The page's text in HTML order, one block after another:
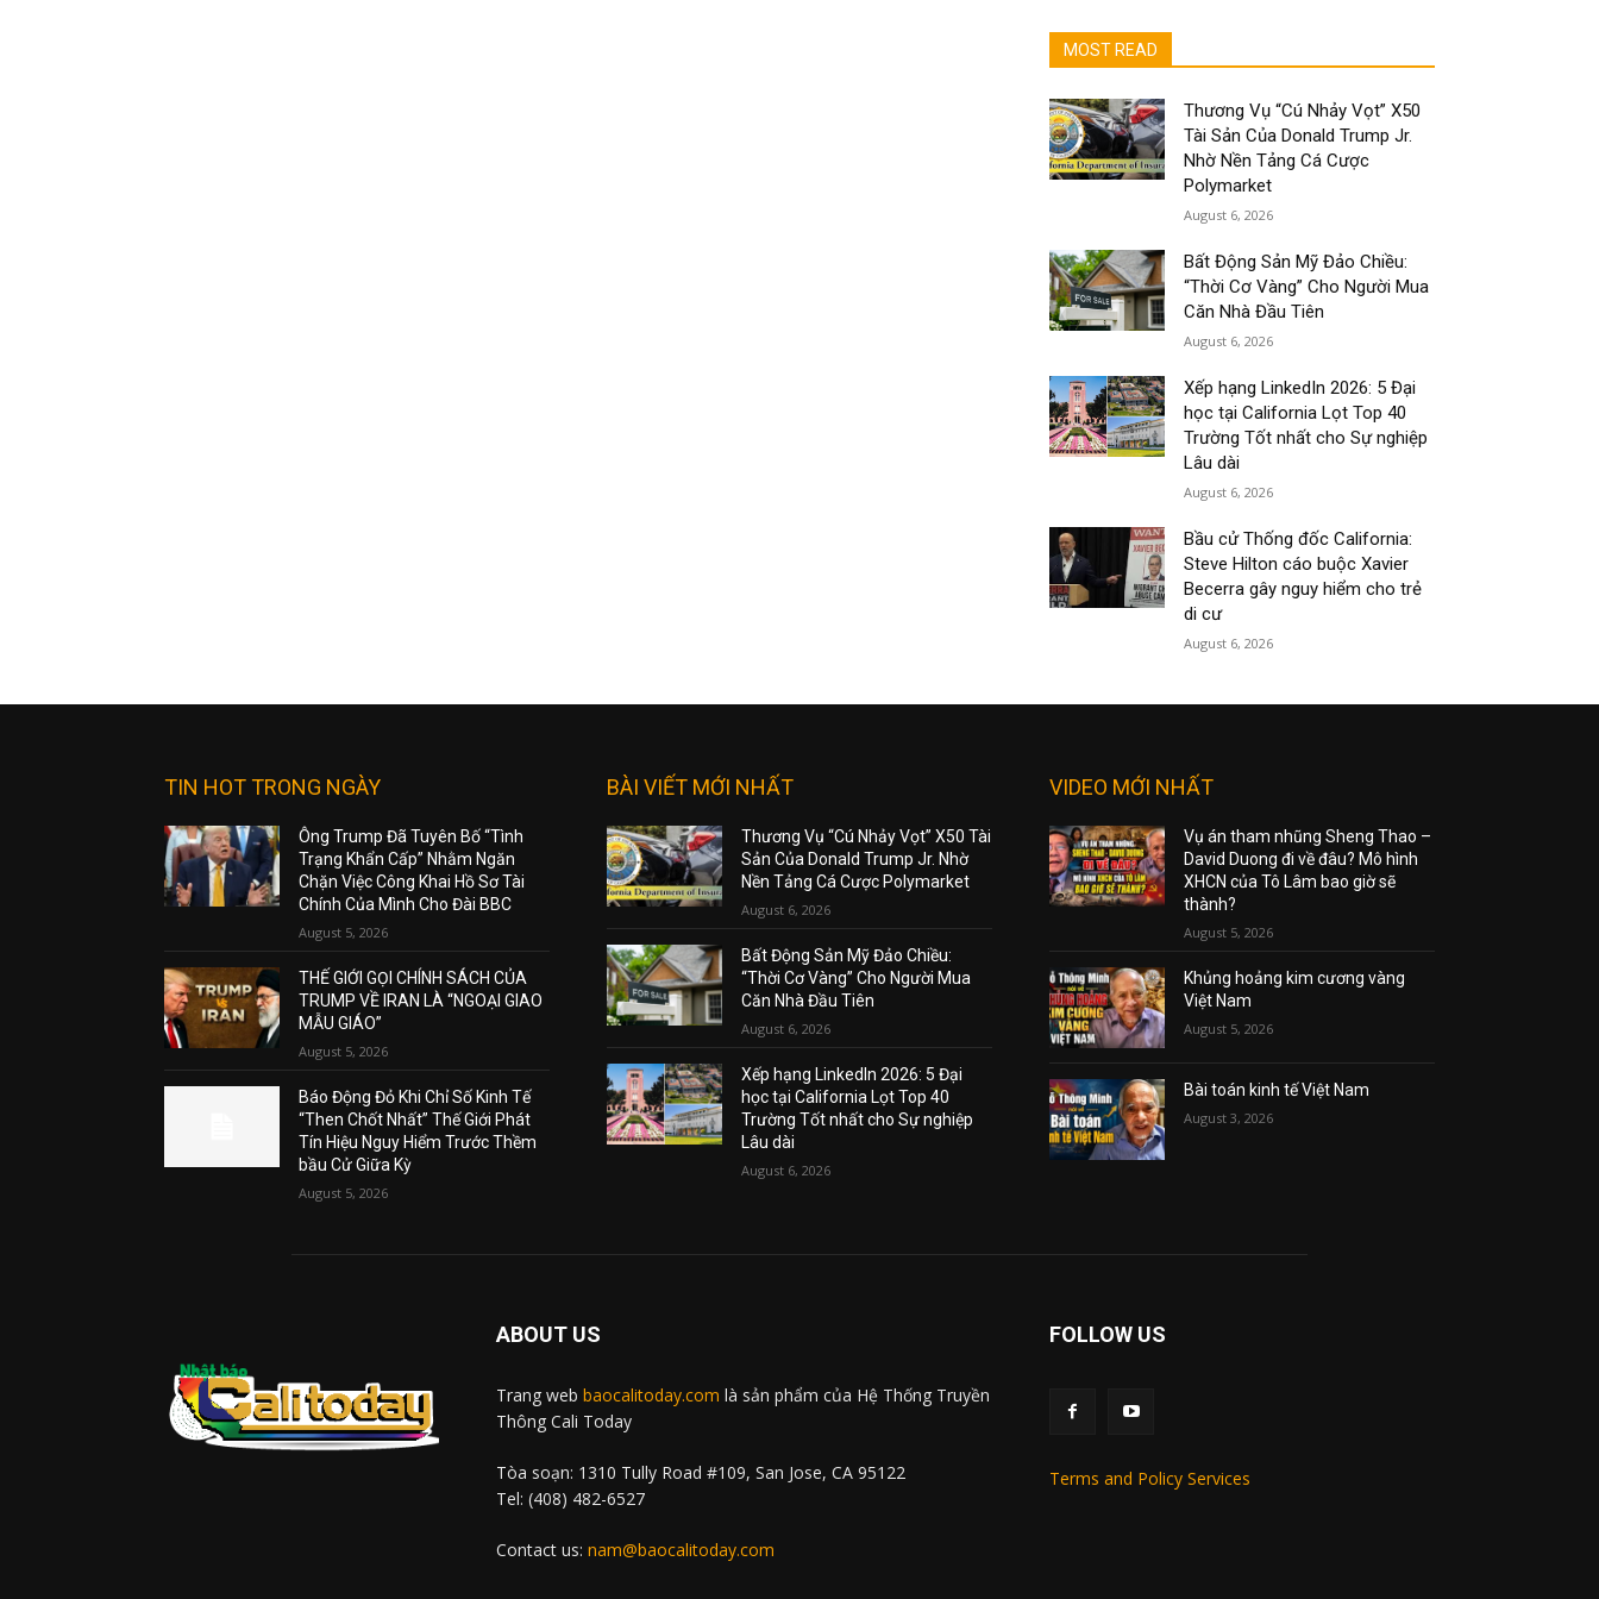
MOST READ
Thương Vụ “Cú Nhảy Vọt” X50
Tài Sản Của Donald Trump Jr.
Nhờ Nền Tảng Cá Cược
Polymarket
August 6, 2026
Bất Động Sản Mỹ Đảo Chiều:
“Thời Cơ Vàng” Cho Người Mua
Căn Nhà Đầu Tiên
August 6, 2026
Xếp hạng LinkedIn 2026: 5 Đại
học tại California Lọt Top 40
Trường Tốt nhất cho Sự nghiệp
Lâu dài
August 6, 2026
Bầu cử Thống đốc California:
Steve Hilton cáo buộc Xavier
Becerra gây nguy hiểm cho trẻ
di cư
August 6, 2026
TIN HOT TRONG NGÀY
Ông Trump Đã Tuyên Bố “Tình
Trạng Khẩn Cấp” Nhằm Ngăn
Chặn Việc Công Khai Hồ Sơ Tài
Chính Của Mình Cho Đài BBC
August 5, 2026
THẾ GIỚI GỌI CHÍNH SÁCH CỦA
TRUMP VỀ IRAN LÀ “NGOẠI GIAO
MẪU GIÁO”
August 5, 2026
Báo Động Đỏ Khi Chỉ Số Kinh Tế
“Then Chốt Nhất” Thế Giới Phát
Tín Hiệu Nguy Hiểm Trước Thềm
bầu Cử Giữa Kỳ
August 5, 2026
BÀI VIẾT MỚI NHẤT
Thương Vụ “Cú Nhảy Vọt” X50 Tài
Sản Của Donald Trump Jr. Nhờ
Nền Tảng Cá Cược Polymarket
August 6, 2026
Bất Động Sản Mỹ Đảo Chiều:
“Thời Cơ Vàng” Cho Người Mua
Căn Nhà Đầu Tiên
August 6, 2026
Xếp hạng LinkedIn 2026: 5 Đại
học tại California Lọt Top 40
Trường Tốt nhất cho Sự nghiệp
Lâu dài
August 6, 2026
VIDEO MỚI NHẤT
Vụ án tham nhũng Sheng Thao –
David Duong đi về đâu? Mô hình
XHCN của Tô Lâm bao giờ sẽ
thành?
August 5, 2026
Khủng hoảng kim cương vàng
Việt Nam
August 5, 2026
Bài toán kinh tế Việt Nam
August 3, 2026
ABOUT US
Trang web baocalitoday.com là sản phẩm của Hệ Thống Truyền
Thông Cali Today
Tòa soạn: 1310 Tully Road #109, San Jose, CA 95122
Tel: (408) 482-6527
Contact us: nam@baocalitoday.com
FOLLOW US
Terms and Policy Services